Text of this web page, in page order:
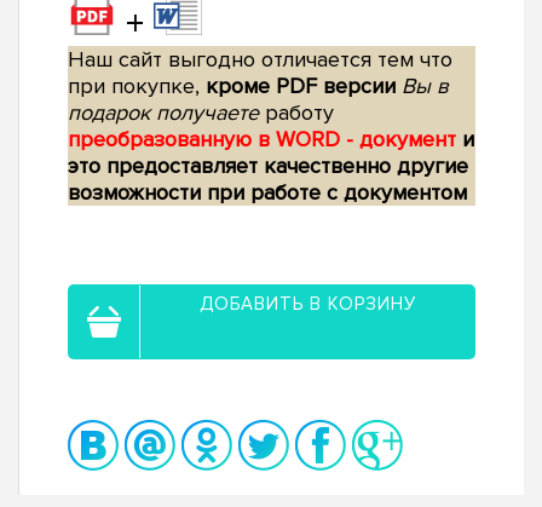
+
Наш сайт выгодно отличается тем что
при покупке, кроме PDF версии Вы в
подарок получаетеработу
преобразованную в WORD - документ и
это предоставляет качественно другие
возможности при работе с документом
ДОБАВИТЬ В КОРЗИНУ